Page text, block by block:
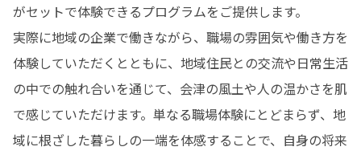
がセットで体験できるプログラムをご提供します。
実際に地域の企業で働きながら、職場の雰囲気や働き方を
体験していただくとともに、地域住民との交流や日常生活
の中での触れ合いを通じて、会津の風土や人の温かさを肌
で感じていただけます。単なる職場体験にとどまらず、地
域に根ざした暮らしの一端を体感することで、自身の将来